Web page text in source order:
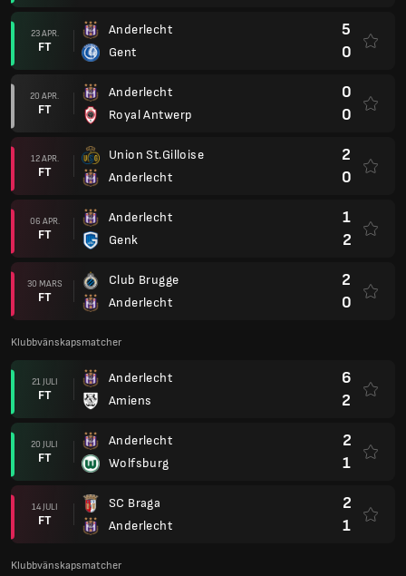
23 APR.
FT
Anderlecht
Gent
5
0
20 APR.
FT
Anderlecht
Royal Antwerp
0
0
12 APR.
FT
Union St.Gilloise
Anderlecht
2
0
06 APR.
FT
Anderlecht
Genk
1
2
30 MARS
FT
Club Brugge
Anderlecht
2
0
Klubbvänskapsmatcher
21 JULI
FT
Anderlecht
Amiens
6
2
20 JULI
FT
Anderlecht
Wolfsburg
2
1
14 JULI
FT
SC Braga
Anderlecht
2
1
Klubbvänskapsmatcher